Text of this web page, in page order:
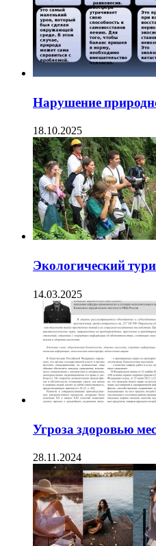
Нарушение
18.10.2025
Экологический
14.03.2025
Угроза здоровью
28.11.2024